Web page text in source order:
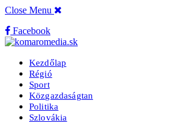
Close Menu
Facebook
Kezdőlap
Régió
Sport
Közgazdaságtan
Politika
Szlovákia